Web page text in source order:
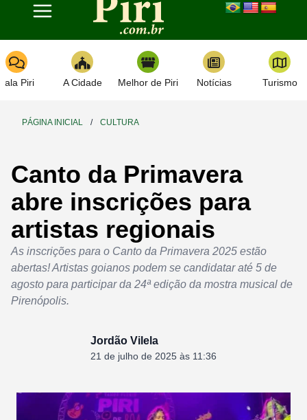
Toggle navigation
Piri A Cidade Melhor de Piri Notícias Turismo
PÁGINA INICIAL / CULTURA
Canto da Primavera
abre inscrições para
artistas regionais
As inscrições para o Canto da Primavera 2025 estão
abertas! Artistas goianos podem se candidatar até 5 de
agosto para participar da 24ª edição da mostra musical de
Pirenópolis.
Jordão Vilela
21 de julho de 2025 às 11:36